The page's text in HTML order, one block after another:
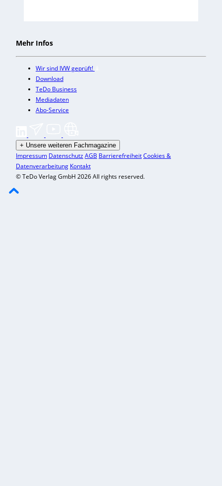
Mehr Infos
Wir sind IVW geprüft!
Download
TeDo Business
Mediadaten
Abo-Service
+ Unsere weiteren Fachmagazine
Impressum DatenschutzAGB BarrierefreiheitCookies &
Datenverarbeitung Kontakt
© TeDo Verlag GmbH 2026 All rights reserved.